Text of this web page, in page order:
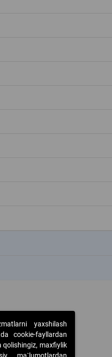
yaxshilash
cookie-fayllardan
qolishingiz, maxfiylik
ma`lumotlardan